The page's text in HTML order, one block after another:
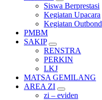
Siswa Berprestasi
Kegiatan Upacara
Kegiatan Outbond
PMBM
SAKIP
RENSTRA
PERKIN
LKJ
MATSA GEMILANG
AREA ZI
zi – eviden